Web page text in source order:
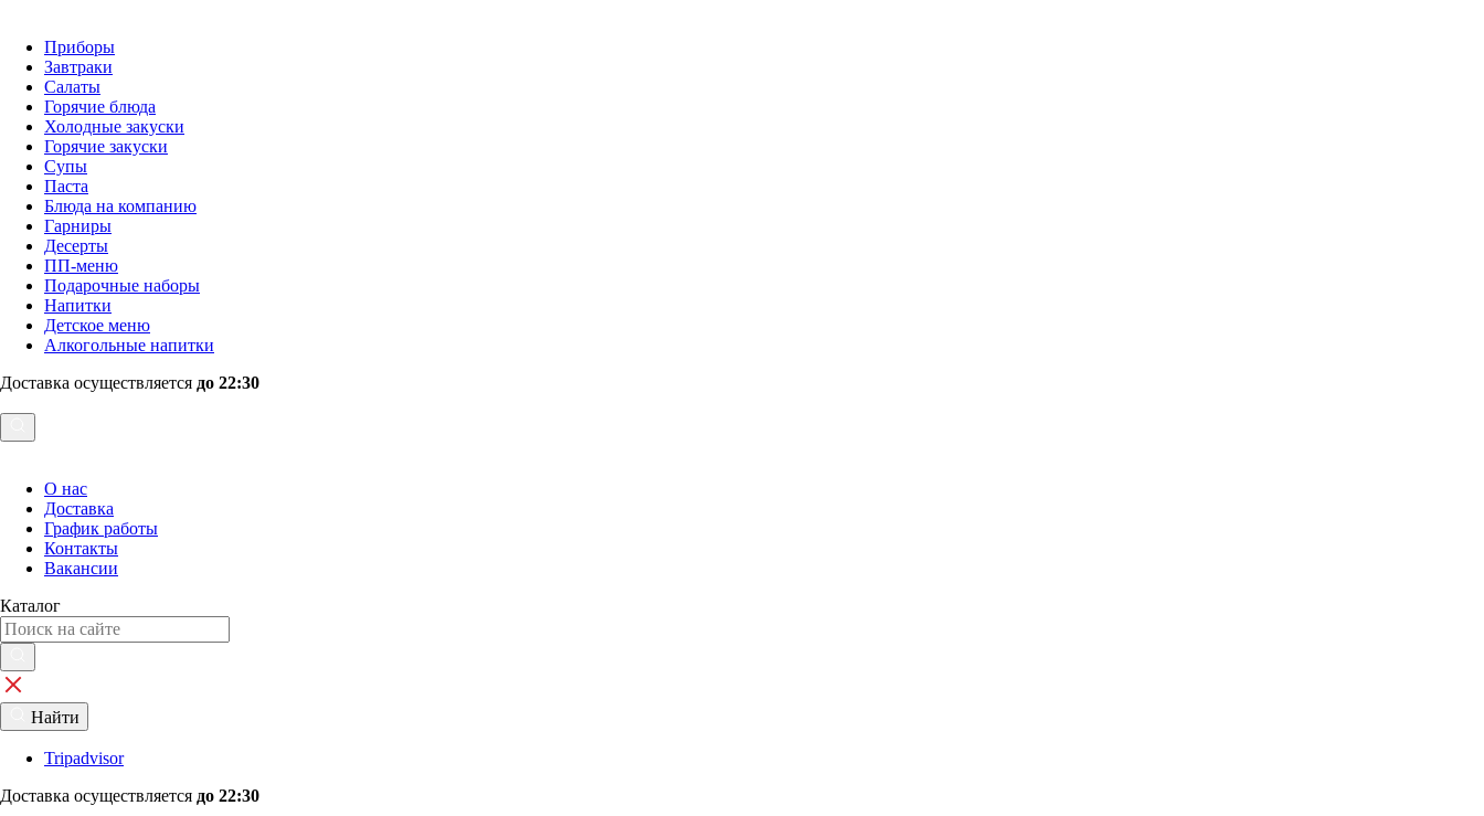
Приборы
Завтраки
Салаты
Горячие блюда
Холодные закуски
Горячие закуски
Супы
Паста
Блюда на компанию
Гарниры
Десерты
ПП-меню
Подарочные наборы
Напитки
Детское меню
Алкогольные напитки
Доставка осуществляется до 22:30
О нас
Доставка
График работы
Контакты
Вакансии
Каталог
Найти
Tripadvisor
Доставка осуществляется до 22:30